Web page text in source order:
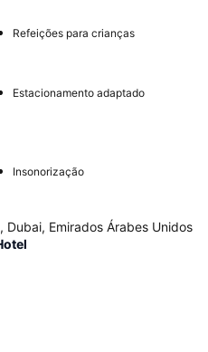
Refeições para crianças
Estacionamento adaptado
Insonorização
Emirados Árabes Unidos